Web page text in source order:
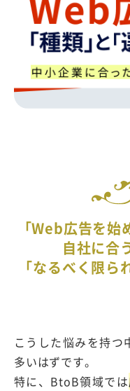
「Web広告を
自社に合
「なるべく限
こうした悩みを持
多いはずです。
特に、BtoB領域では